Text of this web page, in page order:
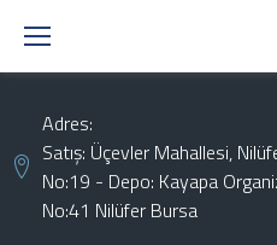
Skip
Adres:
Satış: Üçevler Mahallesi,
No:19 - Depo: Kayapa
No:41 Nilüfer Bursa